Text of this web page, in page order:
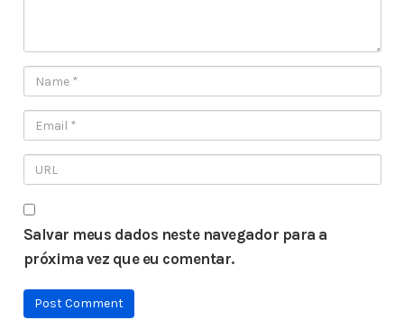
Salvar meus dados neste navegador para a
próxima vez que eu comentar.